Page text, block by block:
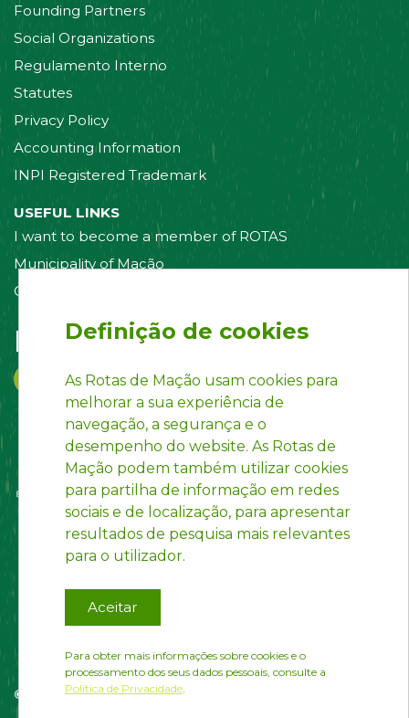
Founding Partners
Social Organizations
Regulamento Interno
Statutes
Privacy Policy
Accounting Information
INPI Registered Trademark
USEFUL LINKS
I want to become a member of ROTAS
Municipality of Mação
Contact us
Follow us on:
© Rotas de Mação | Developed by
Definição de cookies
As Rotas de Mação usam cookies para
melhorar a sua experiência de
navegação, a segurança e o
desempenho do website. As Rotas de
Mação podem também utilizar cookies
para partilha de informação em redes
sociais e de localização, para apresentar
resultados de pesquisa mais relevantes
para o utilizador.
Aceitar
Para obter mais informações sobre cookies e o
processamento dos seus dados pessoais, consulte a
Política de Privacidade.